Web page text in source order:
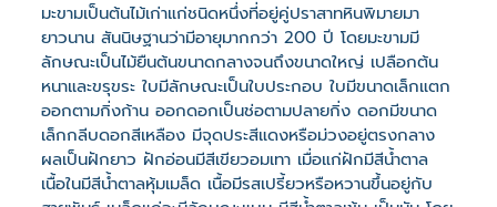
มะขามเป็นต้นไม้เก่าแก่ชนิดหนึ่งที่อยู่คู่ปราสาทหินพิมายมา
ยาวนาน สันนิษฐานว่ามีอายุมากกว่า 200 ปี โดยมะขามมี
ลักษณะเป็นไม้ยืนต้นขนาดกลางจนถึงขนาดใหญ่ เปลือกต้น
หนาและขรุขระ ใบมีลักษณะเป็นใบประกอบ ใบมีขนาดเล็กแตก
ออกตามกิ่งก้าน ออกดอกเป็นช่อตามปลายกิ่ง ดอกมีขนาด
เล็กกลีบดอกสีเหลือง มีจุดประสีแดงหรือม่วงอยู่ตรงกลาง
ผลเป็นฝักยาว ฝักอ่อนมีสีเขียวอมเทา เมื่อแก่ฝักมีสีน้ำตาล
เนื้อในมีสีน้ำตาลหุ้มเมล็ด เนื้อมีรสเปรี้ยวหรือหวานขึ้นอยู่กับ